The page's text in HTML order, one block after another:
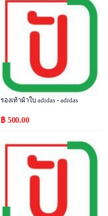
Popular
รองเท้าผ้าใบ adidas - adidas
฿ 500.00
Popular